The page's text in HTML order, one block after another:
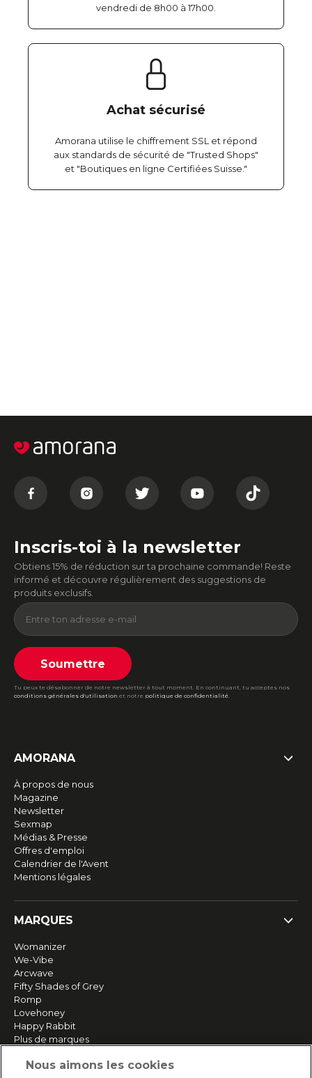
vendredi de 8h00 à 17h00.
Achat sécurisé
Amorana utilise le chiffrement SSL et répond
aux standards de sécurité de "Trusted Shops"
et "Boutiques en ligne Certifiées Suisse."
Inscris-toi à la newsletter
Obtiens 15% de réduction sur ta prochaine commande! Reste
informé et découvre régulièrement des suggestions de
produits exclusifs.
Soumettre
Tu peux te désabonner de notre newsletter à tout moment. En continuant, tu acceptes nos
conditions générales d'utilisation et notre politique de confidentialité.
AMORANA
À propos de nous
Magazine
Newsletter
Sexmap
Médias & Presse
Offres d'emploi
Calendrier de l'Avent
Mentions légales
MARQUES
Womanizer
We-Vibe
Arcwave
Fifty Shades of Grey
Romp
Lovehoney
Happy Rabbit
Plus de marques
Nous aimons les cookies